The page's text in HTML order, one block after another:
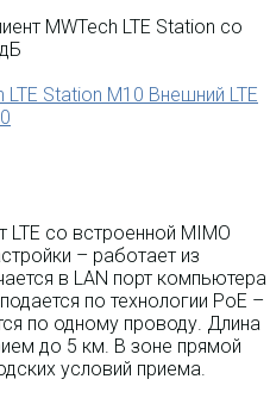
MWTech LTE Station со
Внешний LTE
LTE со встроенной MIMO
– работает из
в LAN порт компьютера
по технологии PoE –
по одному проводу. Длина
до 5 км. В зоне прямой
условий приема.